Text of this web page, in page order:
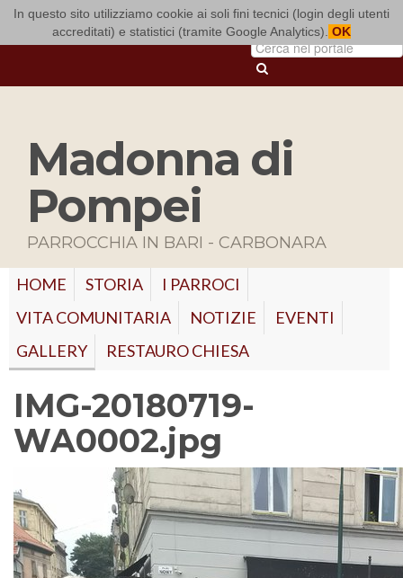
In questo sito utilizziamo cookie ai soli fini tecnici (login degli utenti
accreditati) e statistici (tramite Google Analytics). OK
ARCIDIOCESI DI BARI-BITONTO
Madonna di
Pompei
PARROCCHIA IN BARI - CARBONARA
HOME STORIA
I PARROCI
VITA COMUNITARIA
NOTIZIE
EVENTI
GALLERY
RESTAURO CHIESA
IMG-20180719-
WA0002.jpg